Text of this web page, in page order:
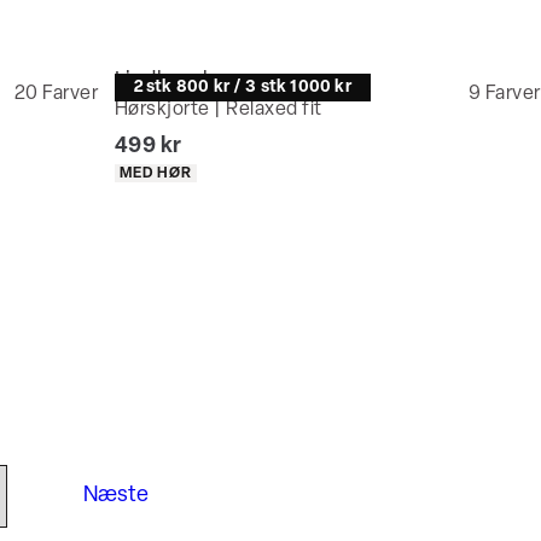
20 Farver 2 stk 800 kr / 3 stk 1000 kr
Lindbergh
Hørskjorte | Relaxed fit
9 Farver
I alt (inkl. rabat)
499 kr
Produkt egenskaber
MED HØR
Næste